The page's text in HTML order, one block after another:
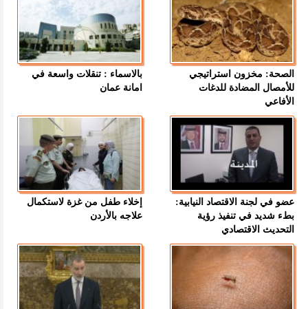
الصحة: مخزون استراتيجي
للأمصال المضادة للدغات
الأفاعي
بالاسماء : تنقلات واسعة في
امانة عمان
عضو في لجنة الاقتصاد النيابية:
بطء شديد في تنفيذ رؤية
التحديث الاقتصادي
إخلاء طفل من غزة لاستكمال
علاجه بالأردن